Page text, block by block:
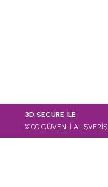
3D SECURE İLE
%100 GÜVENLİ ALIŞVERİŞ